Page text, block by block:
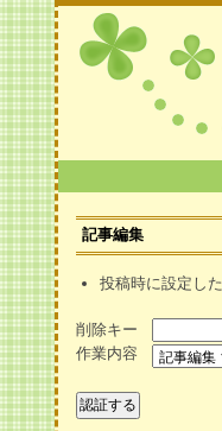
記事編集
投稿時に設定し
削除キー
作業内容